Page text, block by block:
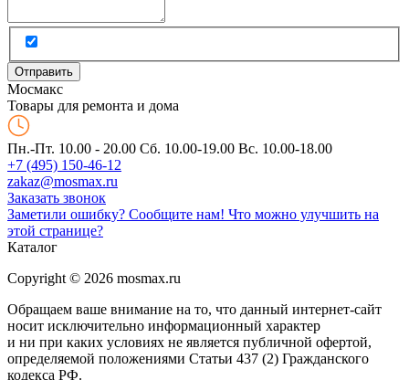
Мосмакс
Товары для ремонта и дома
Пн.-Пт. 10.00 - 20.00 Сб. 10.00-19.00 Вс. 10.00-18.00
+7 (495) 150-46-12
zakaz@mosmax.ru
Заказать звонок
Заметили ошибку? Сообщите нам! Что можно улучшить на
этой странице?
Каталог
Copyright © 2026 mosmax.ru
Обращаем ваше внимание на то, что данный интернет-сайт
носит исключительно информационный характер
и ни при каких условиях не является публичной офертой,
определяемой положениями Статьи 437 (2) Гражданского
кодекса РФ.